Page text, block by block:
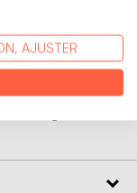
devant un
AJUSTER